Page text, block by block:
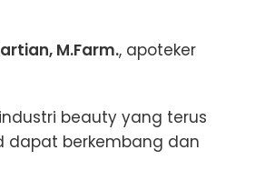
M.Farm., apoteker
beauty yang terus
dapat berkembang dan